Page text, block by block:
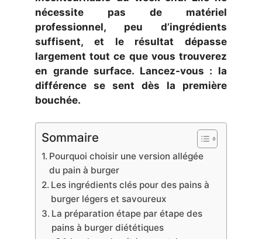
nécessite pas de matériel
professionnel, peu d’ingrédients
suffisent, et le résultat dépasse
largement tout ce que vous trouverez
en grande surface. Lancez-vous : la
différence se sent dès la première
bouchée.
Sommaire
Pourquoi choisir une version allégée
du pain à burger
Les ingrédients clés pour des pains à
burger légers et savoureux
La préparation étape par étape des
pains à burger diététiques